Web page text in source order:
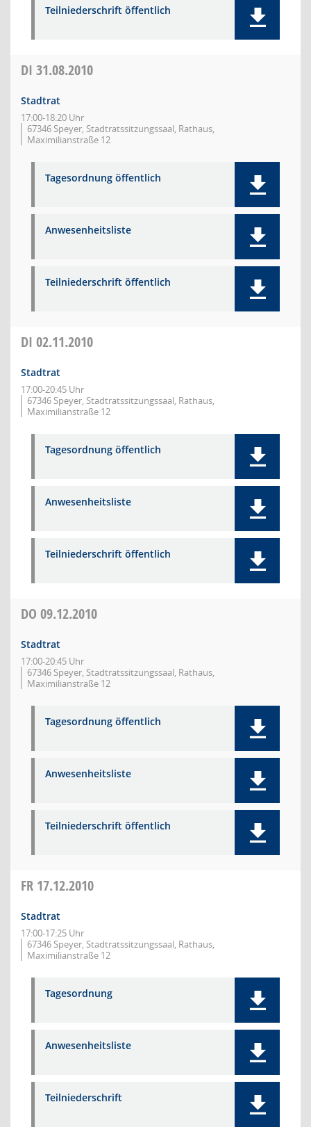
Teilniederschrift öffentlich
DI 31.08.2010
Stadtrat
17:00-18:20 Uhr
67346 Speyer, Stadtratssitzungssaal, Rathaus,
Maximilianstraße 12
Tagesordnung öffentlich
Anwesenheitsliste
Teilniederschrift öffentlich
DI 02.11.2010
Stadtrat
17:00-20:45 Uhr
67346 Speyer, Stadtratssitzungssaal, Rathaus,
Maximilianstraße 12
Tagesordnung öffentlich
Anwesenheitsliste
Teilniederschrift öffentlich
DO 09.12.2010
Stadtrat
17:00-20:45 Uhr
67346 Speyer, Stadtratssitzungssaal, Rathaus,
Maximilianstraße 12
Tagesordnung öffentlich
Anwesenheitsliste
Teilniederschrift öffentlich
FR 17.12.2010
Stadtrat
17:00-17:25 Uhr
67346 Speyer, Stadtratssitzungssaal, Rathaus,
Maximilianstraße 12
Tagesordnung
Anwesenheitsliste
Teilniederschrift